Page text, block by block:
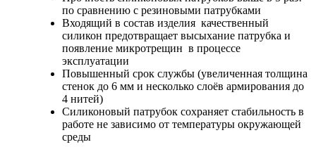
по сравнению с резиновыми патрубками
Входящий в состав изделия качественный
силикон предотвращает высыхание патрубка и
появление микротрещин в процессе
эксплуатации
Повышенный срок службы (увеличенная толщина
стенок до 6 мм и несколько слоёв армирования до
4 нитей)
Силиконовый патрубок сохраняет стабильность в
работе не зависимо от температуры окружающей
среды